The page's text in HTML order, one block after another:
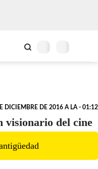
DICIEMBRE DE 2016 A LA - 01:12
visionario del cine